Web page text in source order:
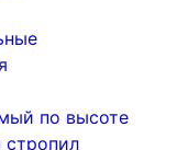
по высоте
стропил